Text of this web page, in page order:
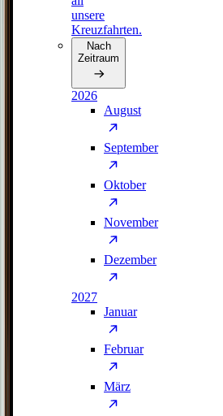
unsere
Kreuzfahrten.
Nach
Zeitraum
2026
August
September
Oktober
November
Dezember
2027
Januar
Februar
März